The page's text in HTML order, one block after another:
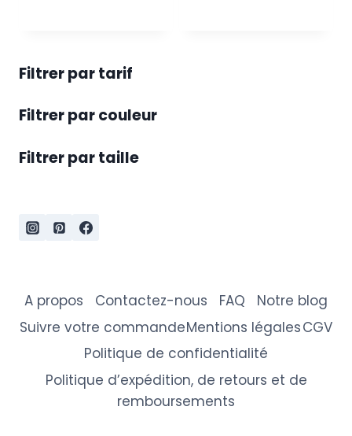
46,30€.32,41€.
Filtrer par tarif
Filtrer par couleur
Filtrer par taille
A propos Contactez-nous FAQ
Notre blog
Suivre votre commandeMentions légalesCGV
Politique de confidentialité
Politique d’expédition, de retours et de
remboursements